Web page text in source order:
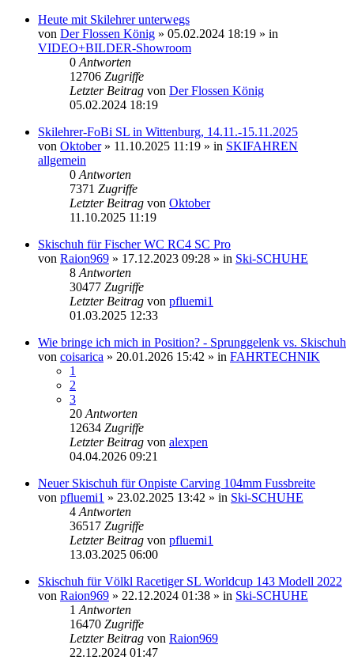
Heute mit Skilehrer unterwegs
von Der Flossen König » 05.02.2024 18:19 » in
VIDEO+BILDER-Showroom
0 Antworten
12706 Zugriffe
Letzter Beitrag von Der Flossen König
05.02.2024 18:19
Skilehrer-FoBi SL in Wittenburg, 14.11.-15.11.2025
von Oktober» 11.10.2025 11:19 » in SKIFAHREN
allgemein
0 Antworten
7371 Zugriffe
Letzter Beitrag von Oktober
11.10.2025 11:19
Skischuh für Fischer WC RC4 SC Pro
von Raion969 » 17.12.2023 09:28 » in Ski-SCHUHE
8 Antworten
30477 Zugriffe
Letzter Beitrag von pfluemi1
01.03.2025 12:33
Wie bringe ich mich in Position? - Sprunggelenk vs. Skischuh
von coisarica » 20.01.2026 15:42 » in FAHRTECHNIK
1
2
3
20 Antworten
12634 Zugriffe
Letzter Beitrag von alexpen
04.04.2026 09:21
Neuer Skischuh für Onpiste Carving 104mm Fussbreite
von pfluemi1 » 23.02.2025 13:42 » in Ski-SCHUHE
4 Antworten
36517 Zugriffe
Letzter Beitrag von pfluemi1
13.03.2025 06:00
Skischuh für Völkl Racetiger SL Worldcup 143 Modell 2022
von Raion969 » 22.12.2024 01:38 » in Ski-SCHUHE
1 Antworten
16470 Zugriffe
Letzter Beitrag von Raion969
22.12.2024 01:47